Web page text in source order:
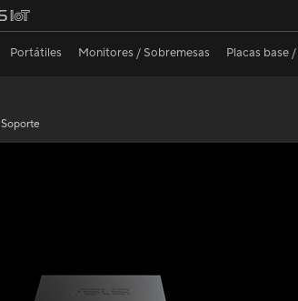
Portátiles Monitores / Sobremesas Placas base
Soporte